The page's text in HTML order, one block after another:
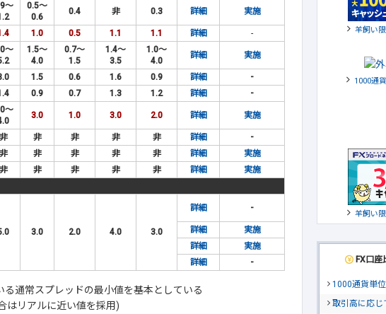
～
0.5～
0.6
0.4 非 0.3 詳細 実施
1.0 0.5 1.1 1.1 詳細 -
～
1.5～
4.0
0.7～
1.5
1.4～
3.5
1.0～
4.0
詳細 実施
1.5 0.6 1.6 0.9 詳細
-
0.9 0.7 1.3 1.2 詳細 -
～
3.0 1.0 3.0 2.0 詳細 実施
非 非 非 非 非 詳細
-
非 非 非 非 非 詳細
実施
非 非 非 非 非 詳細
実施
3.0 2.0 4.0 3.0
詳細 -
詳細
実施
詳細
実施
詳細 -
通常スプレッドの最小値を基本としている
はリアルに近い値を採用)
羊飼い
1000通
羊飼い
FX口座
1000通貨単
取引高に応じ